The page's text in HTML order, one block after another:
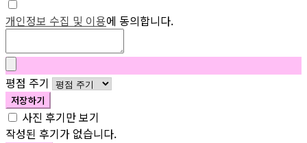
개인정보 수집 및 이용에 동의합니다.
평점 주기
저장하기
사진 후기만 보기
작성된 후기가 없습니다.